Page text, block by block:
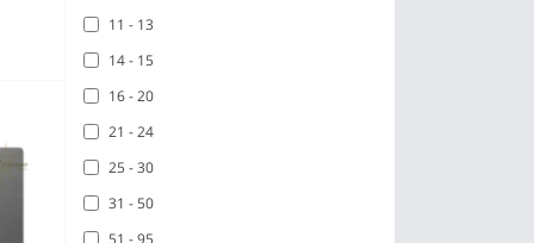
11 - 13
14 - 15
16 - 20
21 - 24
25 - 30
31 - 50
51 - 95